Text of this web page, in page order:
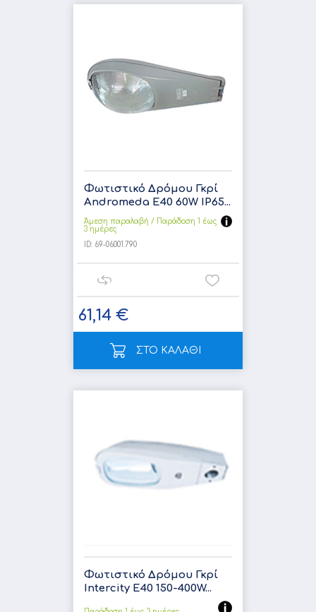
Φωτιστικό Δρόμου Γκρί
Andromeda E40 60W IP65...
Άμεση παραλαβή / Παράδoση 1 έως
3 ημέρες
ID: 69-06001.790
61,14 €
ΣΤΟ ΚΑΛΑΘΙ
Φωτιστικό Δρόμου Γκρί
Intercity E40 150-400W...